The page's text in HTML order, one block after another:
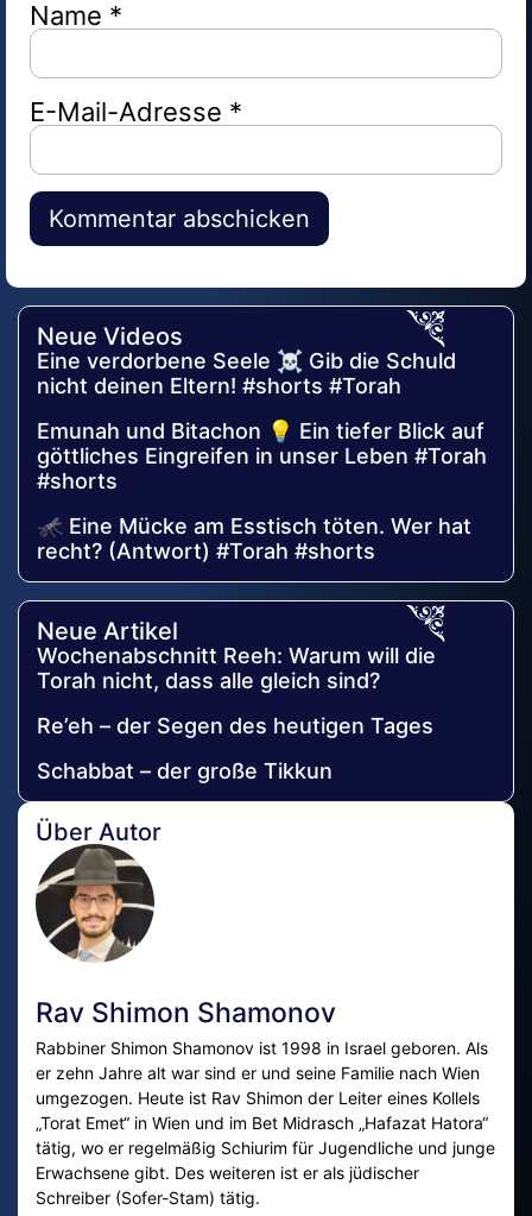
Name *
E-Mail-Adresse *
Alternative:
Neue Videos
Eine verdorbene Seele ☠️ Gib die Schuld
nicht deinen Eltern! #shorts #Torah
Emunah und Bitachon 💡 Ein tiefer Blick auf
göttliches Eingreifen in unser Leben #Torah
#shorts
🦟 Eine Mücke am Esstisch töten. Wer hat
recht? (Antwort) #Torah #shorts
Neue Artikel
Wochenabschnitt Reeh: Warum will die
Torah nicht, dass alle gleich sind?
Re’eh – der Segen des heutigen Tages
Schabbat – der große Tikkun
Über Autor
Rav Shimon Shamonov
Rabbiner Shimon Shamonov ist 1998 in Israel geboren. Als
er zehn Jahre alt war sind er und seine Familie nach Wien
umgezogen. Heute ist Rav Shimon der Leiter eines Kollels
„Torat Emet“ in Wien und im Bet Midrasch „Hafazat Hatora“
tätig, wo er regelmäßig Schiurim für Jugendliche und junge
Erwachsene gibt. Des weiteren ist er als jüdischer
Schreiber (Sofer-Stam) tätig.